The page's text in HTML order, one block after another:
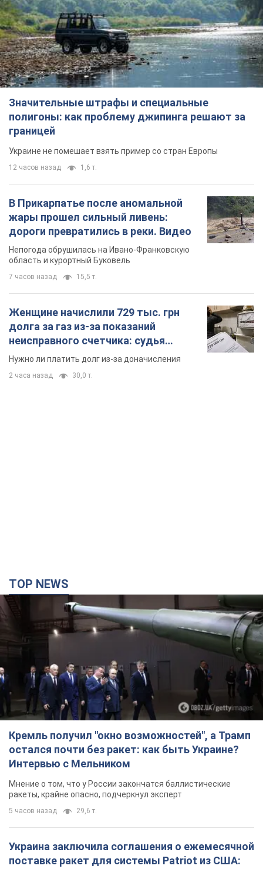
Значительные штрафы и специальные
полигоны: как проблему джипинга решают за
границей
Украине не помешает взять пример со стран Европы
12 часов назад 1,6 т.
В Прикарпатье после аномальной
жары прошел сильный ливень:
дороги превратились в реки. Видео
область и курортный Буковель
7 часов назад 15,5 т.
Женщине начислили 729 тыс. грн
долга за газ из-за показаний
неисправного счетчика: судья
TOP NEWS
Кремль получил "окно возможностей", а Трамп
остался почти без ракет: как быть Украине?
Интервью с Мельником
ракеты, крайне опасно, подчеркнул эксперт
5 часов назад 29,6 т.